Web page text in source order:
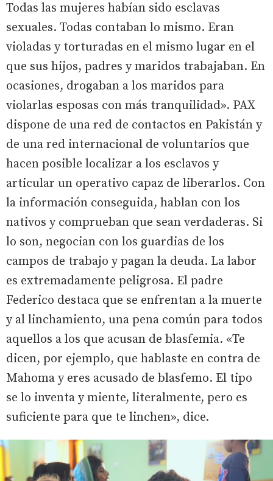
Todas las mujeres habían sido esclavas
sexuales. Todas contaban lo mismo. Eran
violadas y torturadas en el mismo lugar en el
que sus hijos, padres y maridos trabajaban. En
ocasiones, drogaban a los maridos para
violarlas esposas con más tranquilidad». PAX
dispone de una red de contactos en Pakistán y
de una red internacional de voluntarios que
hacen posible localizar a los esclavos y
articular un operativo capaz de liberarlos. Con
la información conseguida, hablan con los
nativos y comprueban que sean verdaderas. Si
lo son, negocian con los guardias de los
campos de trabajo y pagan la deuda. La labor
es extremadamente peligrosa. El padre
Federico destaca que se enfrentan a la muerte
y al linchamiento, una pena común para todos
aquellos a los que acusan de blasfemia. «Te
dicen, por ejemplo, que hablaste en contra de
Mahoma y eres acusado de blasfemo. El tipo
se lo inventa y miente, literalmente, pero es
suficiente para que te linchen», dice.